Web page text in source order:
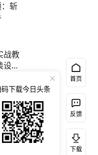
斩
战教
计
！
首页
反馈
下载
下载今日头条